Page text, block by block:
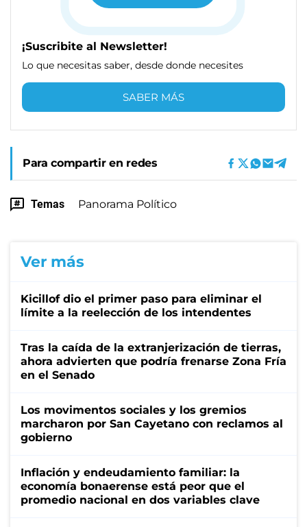
¡Suscribite al Newsletter!
Lo que necesitas saber, desde donde necesites
SABER MÁS
Para compartir en redes
Temas Panorama Político
Ver más
Kicillof dio el primer paso para eliminar el
límite a la reelección de los intendentes
Tras la caída de la extranjerización de tierras,
ahora advierten que podría frenarse Zona Fría
en el Senado
Los movimentos sociales y los gremios
marcharon por San Cayetano con reclamos al
gobierno
Inflación y endeudamiento familiar: la
economía bonaerense está peor que el
promedio nacional en dos variables clave